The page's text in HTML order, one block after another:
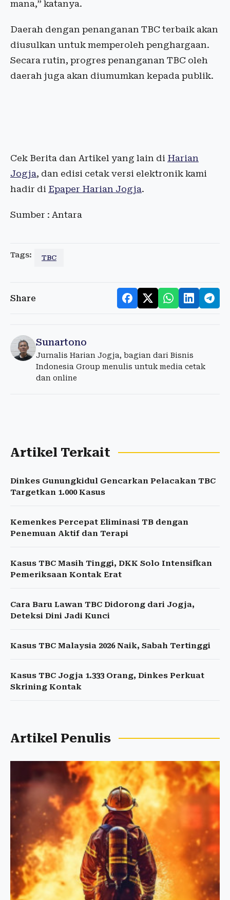
mana,” katanya.
Daerah dengan penanganan TBC terbaik akan
diusulkan untuk memperoleh penghargaan.
Secara rutin, progres penanganan TBC oleh
daerah juga akan diumumkan kepada publik.
Cek Berita dan Artikel yang lain di Harian
Jogja, dan edisi cetak versi elektronik kami
hadir di Epaper Harian Jogja.
Sumber : Antara
Tags: TBC
Share
Sunartono
Jurnalis Harian Jogja, bagian dari Bisnis
Indonesia Group menulis untuk media cetak
dan online
Artikel Terkait
Dinkes Gunungkidul Gencarkan Pelacakan TBC
Targetkan 1.000 Kasus
Kemenkes Percepat Eliminasi TB dengan
Penemuan Aktif dan Terapi
Kasus TBC Masih Tinggi, DKK Solo Intensifkan
Pemeriksaan Kontak Erat
Cara Baru Lawan TBC Didorong dari Jogja,
Deteksi Dini Jadi Kunci
Kasus TBC Malaysia 2026 Naik, Sabah Tertinggi
Kasus TBC Jogja 1.333 Orang, Dinkes Perkuat
Skrining Kontak
Artikel Penulis